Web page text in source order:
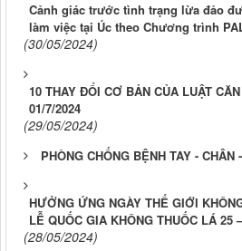
Cảnh giác trước tình trạng lừa đảo
làm việc tại Úc theo Chương trình
(30/05/2024)
10 THAY ĐỔI CƠ BẢN CỦA LUẬT
01/7/2024
(29/05/2024)
PHÒNG CHỐNG BỆNH TAY - CHÂN
HƯỞNG ỨNG NGÀY THẾ GIỚI
LỄ QUỐC GIA KHÔNG THUỐC LÁ 25
(28/05/2024)